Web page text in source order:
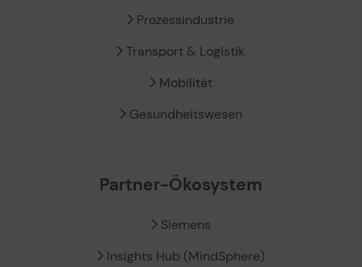
Prozessindustrie
Transport & Logistik
Mobilität
Gesundheitswesen
Partner-Ökosystem
Siemens
Insights Hub (MindSphere)